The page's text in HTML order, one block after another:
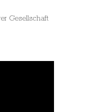
Gesellschaft